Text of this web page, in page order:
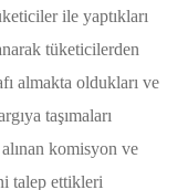
ile yaptıkları
tüketicilerden
almakta oldukları ve
taşımaları
komisyon ve
talep ettikleri